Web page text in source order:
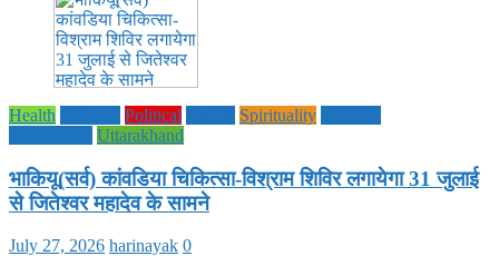
Health Political Spirituality
Uttarakhand
भाकियू(सर्व) कांवडिया चिकित्सा-विश्राम शिविर लगायेगा 31 जुलाई
से जितेश्वर महादेव के सामने
July 27, 2026 harinayak 0